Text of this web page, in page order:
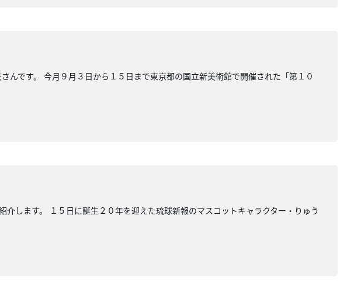
んです。 今月９月３日から１５日まで東京都の国立新美術館で開催された「第１０
します。 １５日に誕生２０年を迎えた琉球新報のマスコットキャラクター・りゅう